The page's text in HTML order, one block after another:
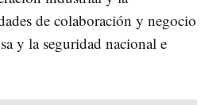
de colaboración y negocio
y la seguridad nacional e